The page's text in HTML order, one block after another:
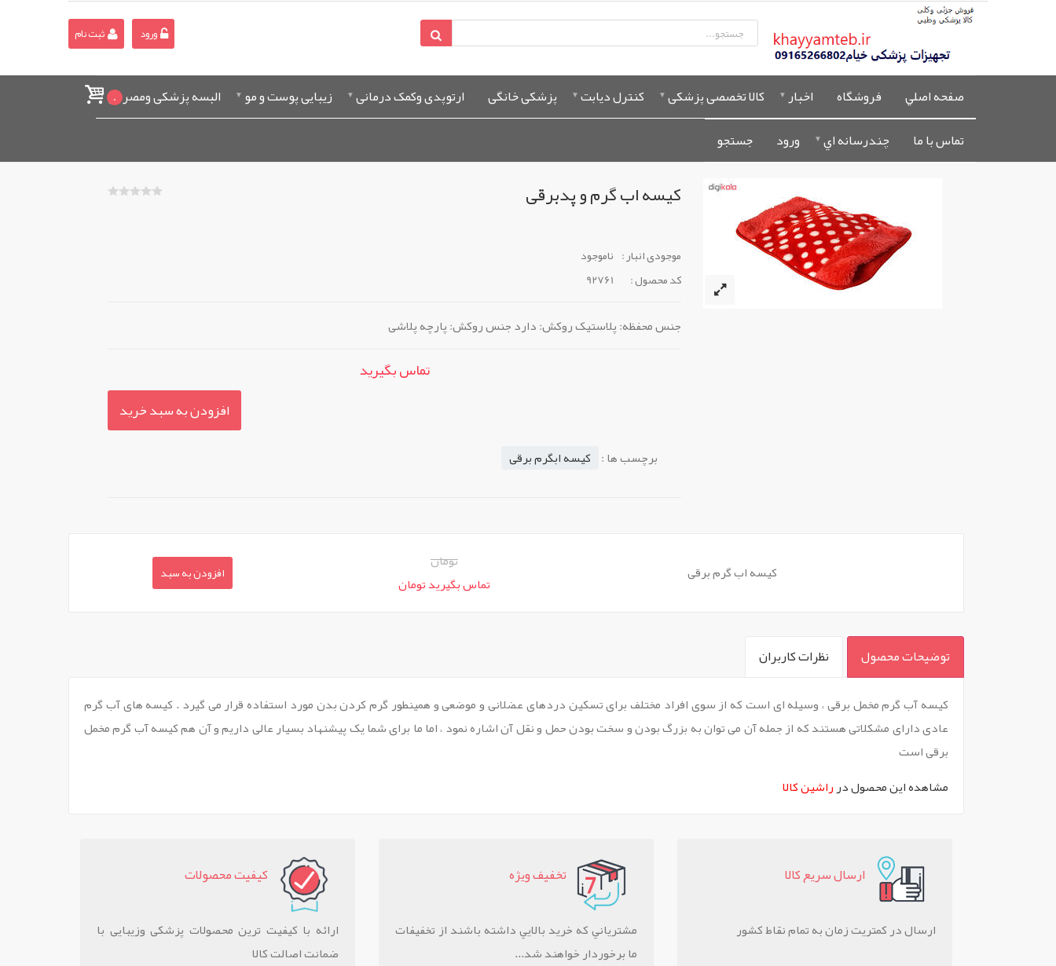
ورود ثبت نام
صفحه اصلي فروشگاه اخبار کالا تخصصی پزشکی کنترل دیابت پزشکی خانگی ارتوپدی وکمک درمانی زیبایی پوست و مو
البسه پزشکی ومصرفی
تماس با ما
چندرسانه اي ورود جستجو
0
کیسه اب گرم و پدبرقی
موجودی انبار : ناموجود
کد محصول :
92761
جنس محفظه: پلاستیک روکش: دارد جنس روکش: پارچه پلاشی
تماس بگیرید
افزودن به سبد خرید
برچسب ها : کیسه ابگرم برقی
کیسه اب گرم برقی
تومان
تماس بگیرید تومان
افزودن به سبد
توضیحات محصول نظرات کاربران
کیسه آب گرم مخمل برقی ، وسیله ای است که از سوی افراد مختلف برای تسکین دردهای عضلانی و موضعی و همینطور گرم کردن بدن مورد استفاده قرار می گیرد . کیسه های آب گرم
عادی دارای مشکلاتی هستند که از جمله آن می توان به بزرگ بودن و سخت بودن حمل و نقل آن اشاره نمود ، اما ما برای شما یک پیشنهاد بسیار عالی داریم و آن هم کیسه آب گرم مخمل
برقی است
مشاهده این محصول درراشین کالا
ارسال سريع کالا
ارسال در کمتریت زمان به تمام نقاط کشور
تخفيف ويژه
مشترياني که خريد بالايي داشته باشند از تخفيفات
ما برخوردار خواهند شد...
کيفيت محصولات
ارائه با کیفیت ترین محصولات پزشکی وزیبایی با
ضمانت اصالت کالا